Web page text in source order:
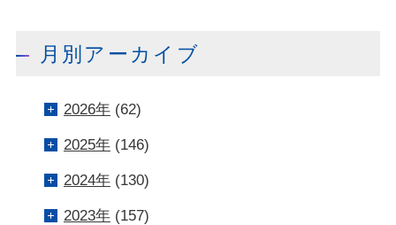
月別アーカイブ
2026年(62)
2025年(146)
2024年(130)
2023年(157)